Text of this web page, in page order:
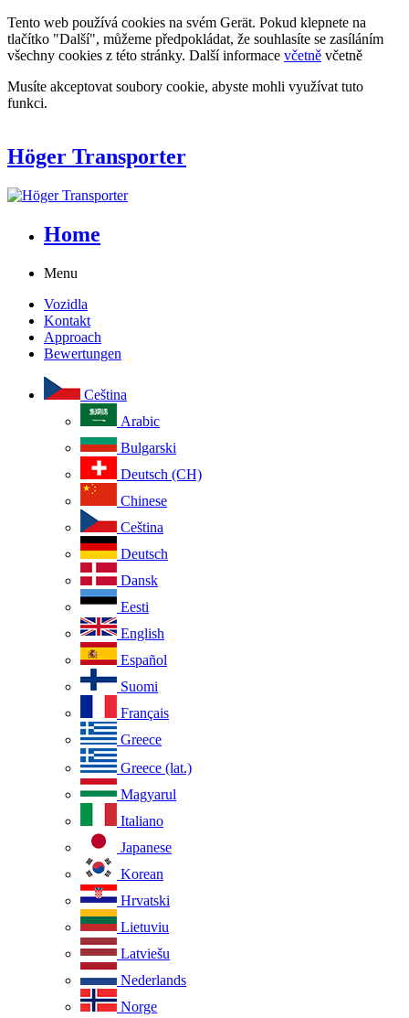
Tento web používá cookies na svém Gerät. Pokud klepnete na
tlačítko "Další", můžeme předpokládat, že souhlasíte se zasíláním
všechny cookies z této stránky. Další informace včetně včetně
Musíte akceptovat soubory cookie, abyste mohli využívat tuto
funkci.
Höger Transporter
Home
Menu
Vozidla
Kontakt
Approach
Bewertungen
Ceština
Arabic
Bulgarski
Deutsch (CH)
Chinese
Ceština
Deutsch
Dansk
Eesti
English
Español
Suomi
Français
Greece
Greece (lat.)
Magyarul
Italiano
Japanese
Korean
Hrvatski
Lietuviu
Latviešu
Nederlands
Norge